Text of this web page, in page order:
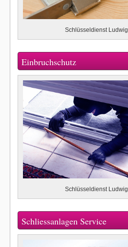
Schlüsseldienst Ludwig
Einbruchschutz
Schlüsseldienst Ludwig
Schliessanlagen Service